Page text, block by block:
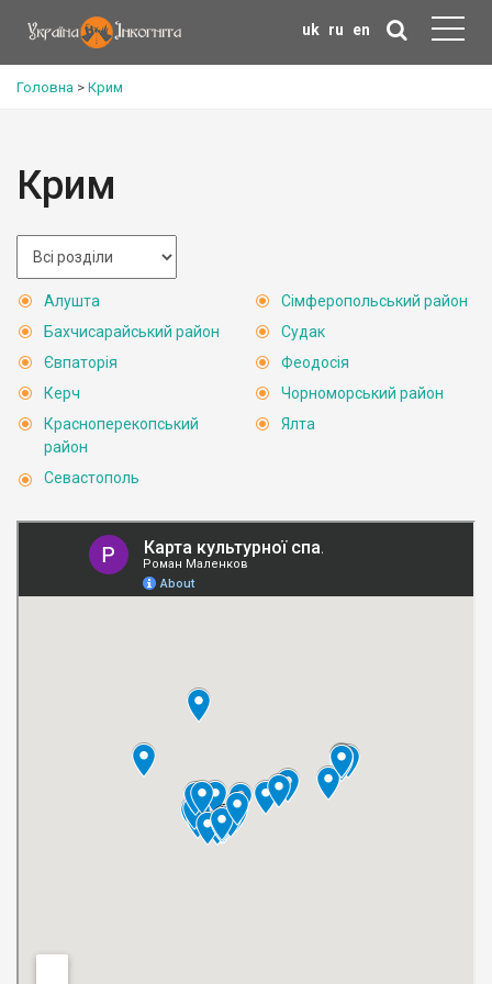
uk ru en
Головна > Крим
Крим
Алушта
Бахчисарайський район
Євпаторія
Керч
Красноперекопський
район
Севастополь
Сімферопольський район
Судак
Феодосія
Чорноморський район
Ялта